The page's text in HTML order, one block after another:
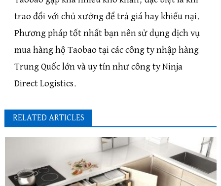
trao đổi với chủ xưởng để trả giá hay khiếu nại.
Phương pháp tốt nhất bạn nên sử dụng dịch vụ
mua hàng hộ Taobao tại các công ty nhập hàng
Trung Quốc lớn và uy tín như công ty Ninja
Direct Logistics.
RELATED ARTICLES